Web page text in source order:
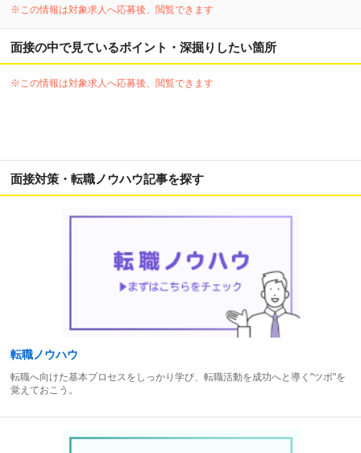
※この情報は対象求人へ応募後、閲覧できます
面接の中で見ているポイント・深掘りしたい箇所
※この情報は対象求人へ応募後、閲覧できます
面接対策・転職ノウハウ記事を探す
転職ノウハウ
転職へ向けた基本プロセスをしっかり学び、転職活動を成功へと導く"ツボ"を
覚えておこう。